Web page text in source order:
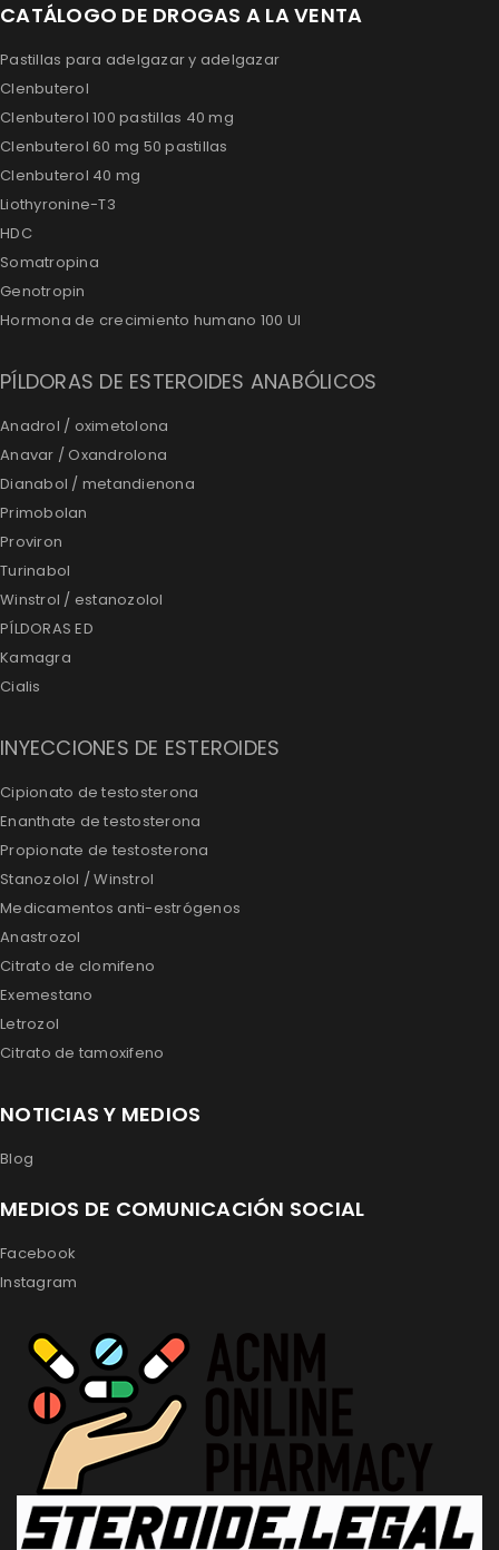
CATÁLOGO DE DROGAS A LA VENTA
Pastillas para adelgazar y adelgazar
Clenbuterol
Clenbuterol 100 pastillas 40 mg
Clenbuterol 60 mg 50 pastillas
Clenbuterol 40 mg
Liothyronine-T3
HDC
Somatropina
Genotropin
Hormona de crecimiento humano 100 UI
PÍLDORAS DE ESTEROIDES ANABÓLICOS
Anadrol / oximetolona
Anavar / Oxandrolona
Dianabol / metandienona
Primobolan
Proviron
Turinabol
Winstrol / estanozolol
PÍLDORAS ED
Kamagra
Cialis
INYECCIONES DE ESTEROIDES
Cipionato de testosterona
Enanthate de testosterona
Propionate de testosterona
Stanozolol / Winstrol
Medicamentos anti-estrógenos
Anastrozol
Citrato de clomifeno
Exemestano
Letrozol
Citrato de tamoxifeno
NOTICIAS Y MEDIOS
Blog
MEDIOS DE COMUNICACIÓN SOCIAL
Facebook
Instagram